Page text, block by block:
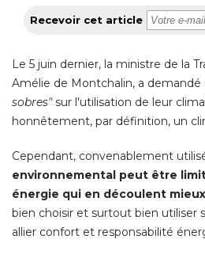
Recevoir cet article
Le 5 juin dernier, la ministre de la
Amélie de Montchalin, a demandé
sobres"sur l'utilisation de leur
honnêtement, par définition, un
Cependant, convenablement
environnemental peut être
énergie qui en découlent
bien choisir et surtout bien utiliser
allier confort et responsabilité